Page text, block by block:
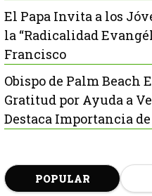
El Papa Invita a los
la “Radicalidad
Francisco
Obispo de Palm Beach
Gratitud por Ayuda a
Destaca Importancia de
POPULAR